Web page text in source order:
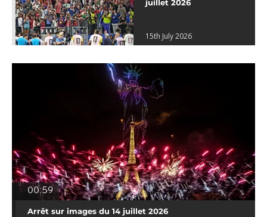
juillet 2026
15th July 2026
00:59
Arrêt sur images du 14 juillet 2026